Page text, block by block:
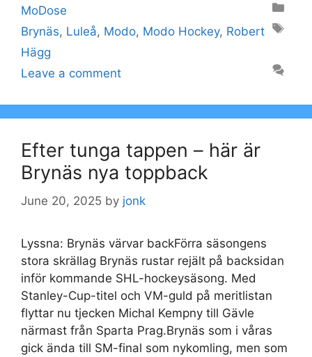
Categories
MoDose
Tags
Brynäs, Luleå, Modo, Modo Hockey, Robert
Hägg
Leave a comment
Efter tunga tappen – här är
Brynäs nya toppback
June 20, 2025 by jonk
Lyssna: Brynäs värvar backFörra säsongens
stora skrällag Brynäs rustar rejält på backsidan
inför kommande SHL-hockeysäsong. Med
Stanley-Cup-titel och VM-guld på meritlistan
flyttar nu tjecken Michal Kempny till Gävle
närmast från Sparta Prag.Brynäs som i våras
gick ända till SM-final som nykomling, men som